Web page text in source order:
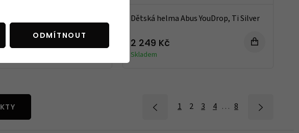
Dětská helma Abus YouDrop, Ti Silver
2 249 Kč
Skladem
1 2 3 4 … 8
ODMÍTNOUT